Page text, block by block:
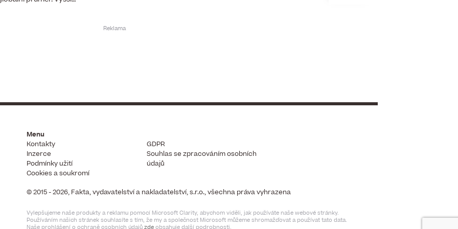
Menu
Kontakty
Inzerce
Podmínky užití
Cookies a soukromí
GDPR
Souhlas se zpracováním osobních
údajů
© 2015 - 2026, Fakta, vydavatelství a nakladatelství, s.r.o., všechna práva vyhrazena
Vylepšujeme naše produkty a reklamu pomocí Microsoft Clarity, abychom viděli, jak používáte naše webové stránky.
Používáním našich stránek souhlasíte s tím, že my a společnost Microsoft můžeme shromažďovat a používat tato data.
Naše prohlášení o ochraně osobních údajůzde obsahuje další podrobnosti.